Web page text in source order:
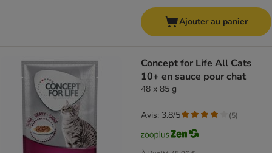
Ajouter au panier
Concept for Life All Cats
10+ en sauce pour chat
48 x 85 g
Avis: 3.8/5 (5)